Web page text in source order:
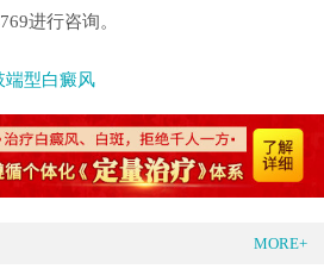
进行咨询。
端型白癜风
MORE+